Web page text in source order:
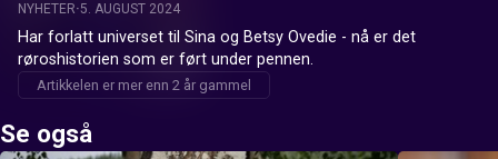
NYHETER 5. AUGUST 2024
Har forlatt universet til Sina og Betsy Ovedie - nå er det
røroshistorien som er ført under pennen.
Artikkelen er mer enn 2 år gammel
Se også